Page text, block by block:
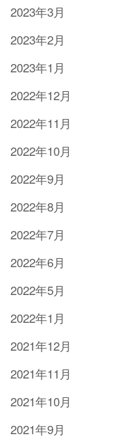
2023年3月
2023年2月
2023年1月
2022年12月
2022年11月
2022年10月
2022年9月
2022年8月
2022年7月
2022年6月
2022年5月
2022年1月
2021年12月
2021年11月
2021年10月
2021年9月